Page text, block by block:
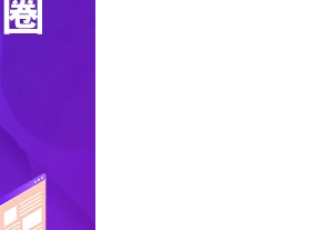
結帳
智慧型立体會員